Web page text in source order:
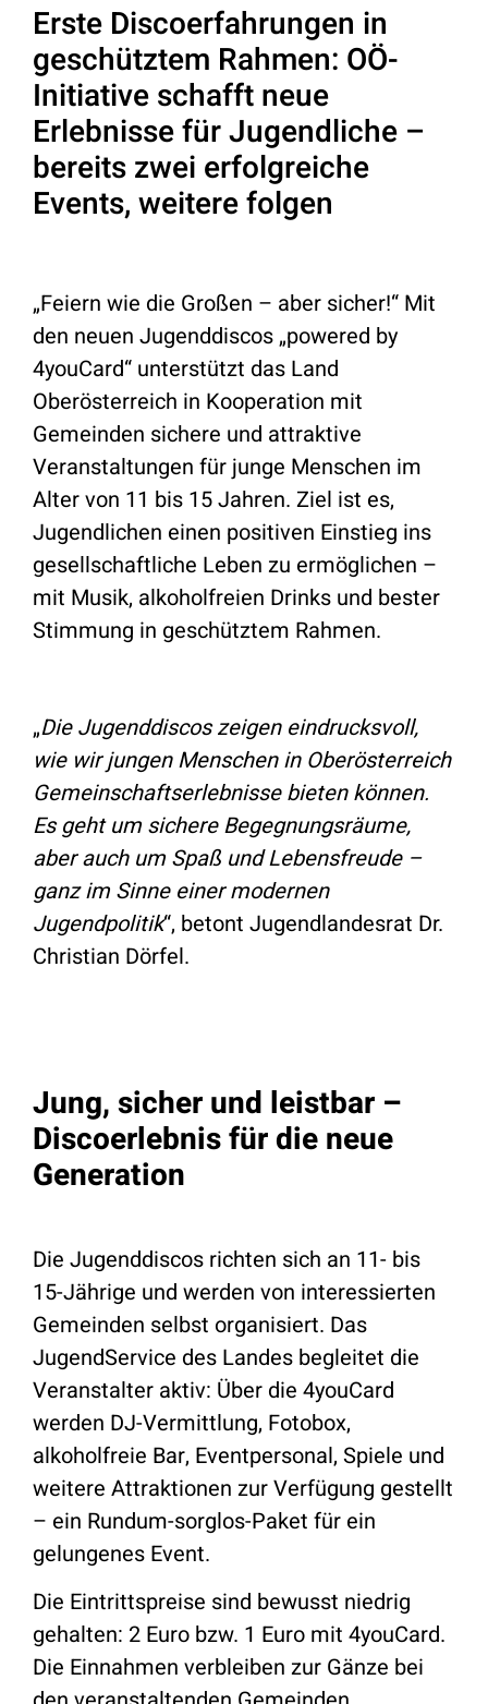
Erste Discoerfahrungen in
geschütztem Rahmen: OÖ-
Initiative schafft neue
Erlebnisse für Jugendliche –
bereits zwei erfolgreiche
Events, weitere folgen
„Feiern wie die Großen – aber sicher!“ Mit
den neuen Jugenddiscos „powered by
4youCard“ unterstützt das Land
Oberösterreich in Kooperation mit
Gemeinden sichere und attraktive
Veranstaltungen für junge Menschen im
Alter von 11 bis 15 Jahren. Ziel ist es,
Jugendlichen einen positiven Einstieg ins
gesellschaftliche Leben zu ermöglichen –
mit Musik, alkoholfreien Drinks und bester
Stimmung in geschütztem Rahmen.
„Die Jugenddiscos zeigen eindrucksvoll,
wie wir jungen Menschen in Oberösterreich
Gemeinschaftserlebnisse bieten können.
Es geht um sichere Begegnungsräume,
aber auch um Spaß und Lebensfreude –
ganz im Sinne einer modernen
Jugendpolitik“, betont Jugendlandesrat Dr.
Christian Dörfel.
Jung, sicher und leistbar –
Discoerlebnis für die neue
Generation
Die Jugenddiscos richten sich an 11- bis
15-Jährige und werden von interessierten
Gemeinden selbst organisiert. Das
JugendService des Landes begleitet die
Veranstalter aktiv: Über die 4youCard
werden DJ-Vermittlung, Fotobox,
alkoholfreie Bar, Eventpersonal, Spiele und
weitere Attraktionen zur Verfügung gestellt
– ein Rundum-sorglos-Paket für ein
gelungenes Event.
Die Eintrittspreise sind bewusst niedrig
gehalten: 2 Euro bzw. 1 Euro mit 4youCard.
Die Einnahmen verbleiben zur Gänze bei